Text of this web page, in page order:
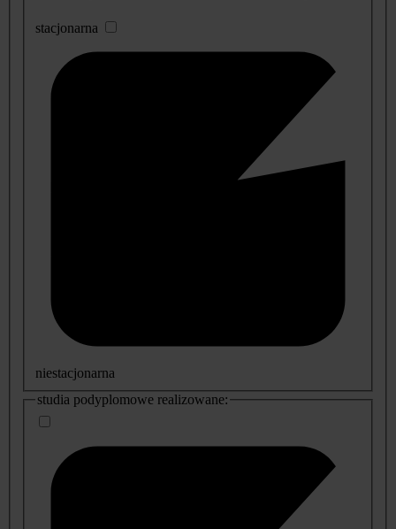
stacjonarna
niestacjonarna
studia podyplomowe realizowane: